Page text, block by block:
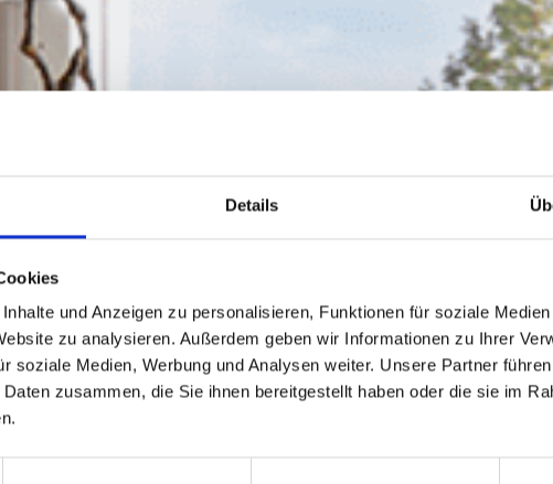
Details
und Anzeigen zu personalisieren, Funktionen für soziale
zu analysieren. Außerdem geben wir Informationen zu Ihrer
soziale Medien, Werbung und Analysen weiter. Unsere Partner
zusammen, die Sie ihnen bereitgestellt haben oder die sie im